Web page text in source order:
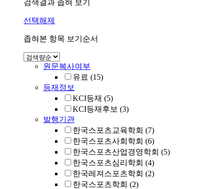
검색결과 좁혀 보기
선택해제
좁혀본 항목 보기순서
원문복사여부
유료 (15)
등재정보
KCI등재 (5)
KCI등재후보 (3)
발행기관
한국스포츠교육학회 (7)
한국스포츠사회학회 (6)
한국스포츠산업경영학회 (5)
한국스포츠심리학회 (4)
한국레져스포츠학회 (2)
한국스포츠학회 (2)